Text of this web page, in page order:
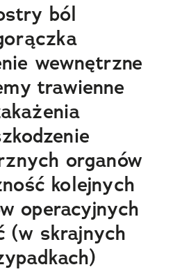
ból
wewnętrzne
trawienne
organów
kolejnych
operacyjnych
(w skrajnych